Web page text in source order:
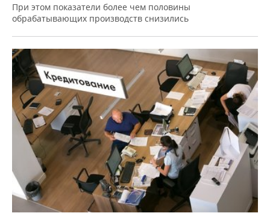
При этом показатели более чем половины
обрабатывающих производств снизились